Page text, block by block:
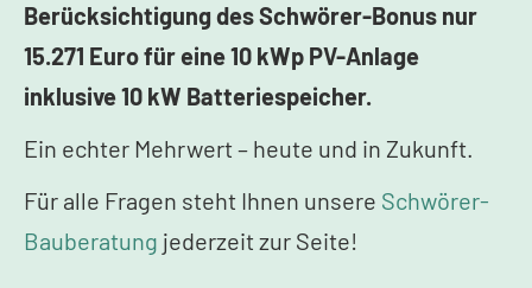
Berücksichtigung des Schwörer-Bonus nur
15.271 Euro für eine 10 kWp PV-Anlage
inklusive 10 kW Batteriespeicher.
Ein echter Mehrwert – heute und in Zukunft.
Für alle Fragen steht Ihnen unsere Schwörer-
Bauberatung jederzeit zur Seite!